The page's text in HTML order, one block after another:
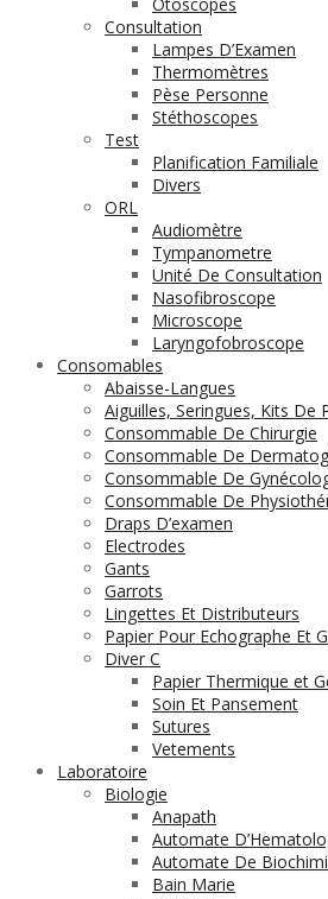
Consultation
Lampes D’Examen
Thermomètres
Pèse Personne
Stéthoscopes
Test
Planification Familiale
Divers
ORL
Audiomètre
Tympanometre
Unité De Consultation
Nasofibroscope
Microscope
Laryngofobroscope
Consomables
Abaisse-Langues
Aiguilles, Seringues, Kits De
Consommable De Chirurgie
Consommable De
Consommable De
Consommable De
Draps D’examen
Electrodes
Gants
Garrots
Lingettes Et Distributeurs
Papier Pour Echographe Et
Diver C
Papier Thermique et
Soin Et Pansement
Sutures
Vetements
Laboratoire
Biologie
Anapath
Automate
Automate De
Bain Marie